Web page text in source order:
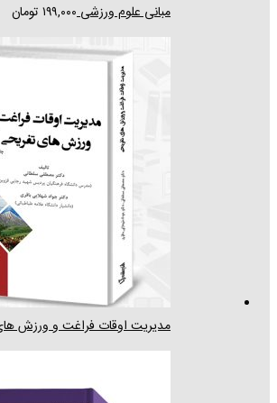
مبانی علوم ورزشی ۱۹۹,۰۰۰ تومان
مدیریت اوقات فراغت و ورزش